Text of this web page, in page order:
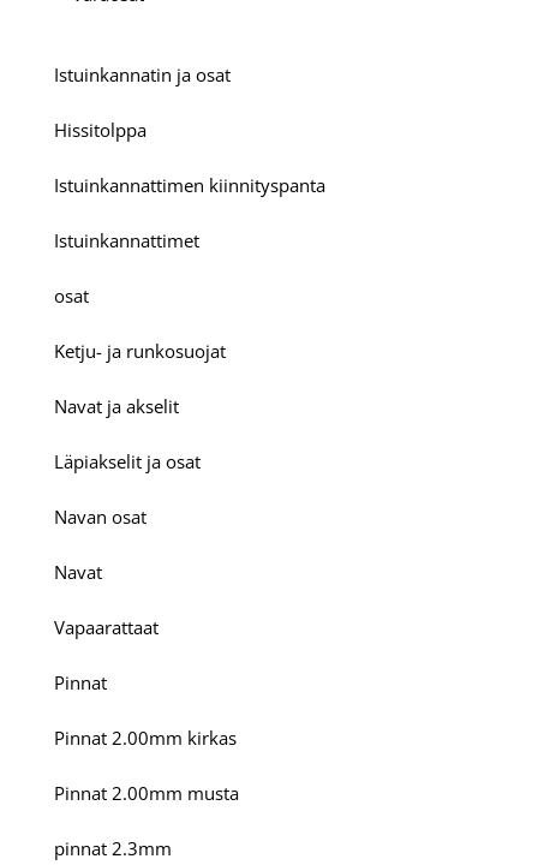
Istuinkannatin ja osat
Hissitolppa
Istuinkannattimen kiinnityspanta
Istuinkannattimet
osat
Ketju- ja runkosuojat
Navat ja akselit
Läpiakselit ja osat
Navan osat
Navat
Vapaarattaat
Pinnat
Pinnat 2.00mm kirkas
Pinnat 2.00mm musta
pinnat 2.3mm